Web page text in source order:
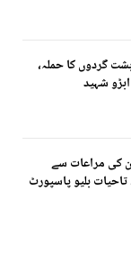
گردوں کا حملہ،
شہید
کی مراعات سے
بلیو پاسپورٹ